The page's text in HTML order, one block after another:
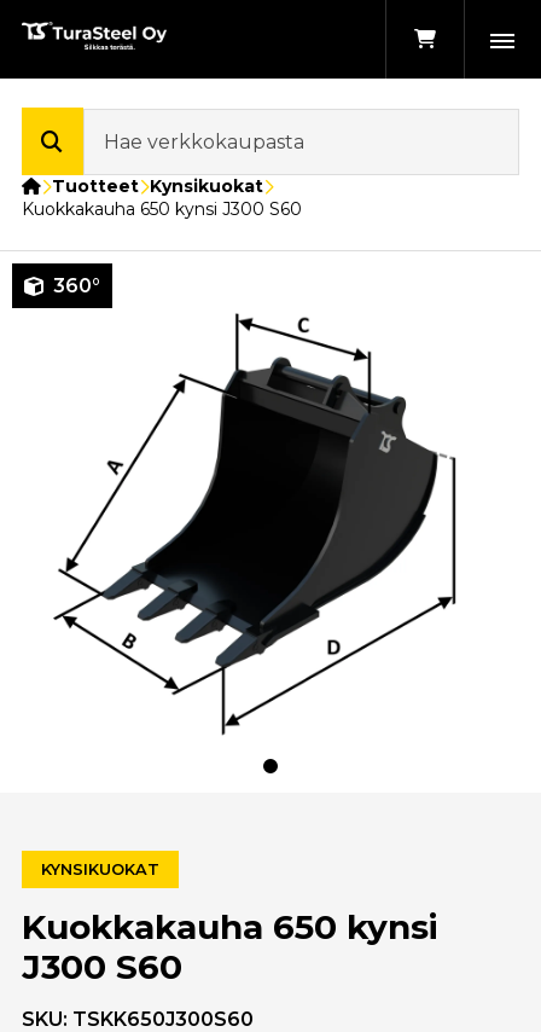
Etusivu
Tuotteet Kynsikuokat
Kuokkakauha 650 kynsi J300 S60
360°
KYNSIKUOKAT
Kuokkakauha 650 kynsi
J300 S60
SKU: TSKK650J300S60